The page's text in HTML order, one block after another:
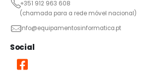
+351 912 963 608
(chamada para a rede móvel nacional)
info@equipamentosinformatica.pt
Social